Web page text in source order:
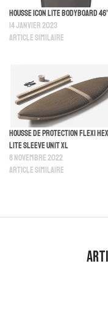
Housse Icon Lite Bodyboard
14 janvier 2023
Article similaire
Housse De Protection Flexi Hex
Lite Sleeve Unit XL
8 novembre 2022
Article similaire